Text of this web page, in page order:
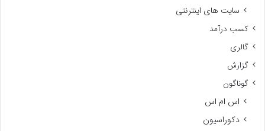
سایت های اینترنتی
کسب درآمد
گالری
گزارش
گوناگون
اس ام اس
دکوراسیون